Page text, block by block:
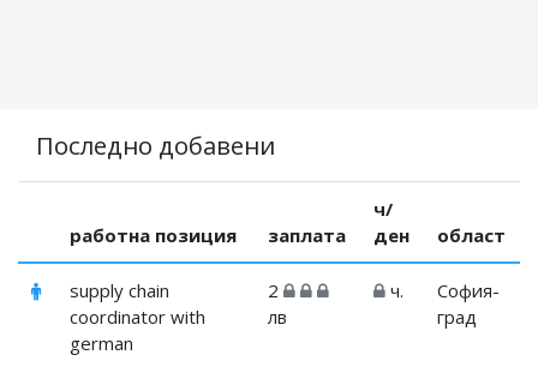
Последно добавени
работна позиция заплата
ч/
ден
област
supply chain
coordinator with
german
2
лв
ч.
София-
град